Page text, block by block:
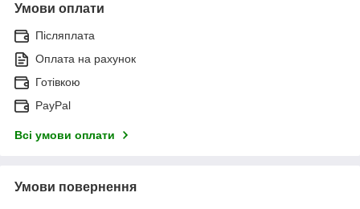
Умови оплати
Післяплата
Оплата на рахунок
Готівкою
PayPal
Всі умови оплати
Умови повернення